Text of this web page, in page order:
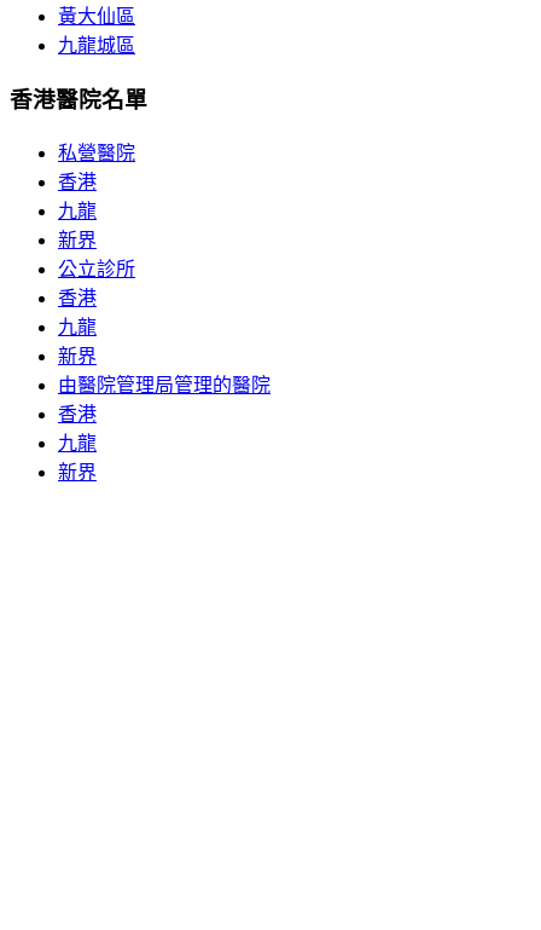
黃大仙區
九龍城區
香港醫院名單
私營醫院
香港
九龍
新界
公立診所
香港
九龍
新界
由醫院管理局管理的醫院
香港
九龍
新界